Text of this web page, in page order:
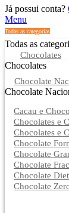
Já possui conta?
Menu
Todas as categorias
Todas as
Chocolates
Chocolates
Chocolate
Chocolate
Cacau e
Chocolates e
Chocolates e
Chocolate
Chocolate
Chocolate
Chocolate Diet
Chocolate